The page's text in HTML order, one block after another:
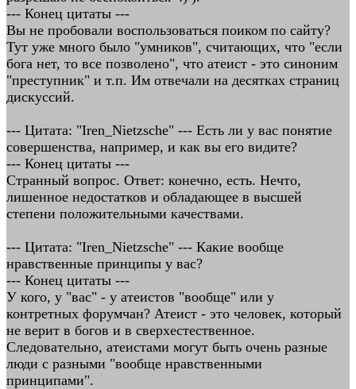
--- Конец цитаты ---
Вы не пробовали воспользоваться поиком по сайту?
Тут уже много было "умников", считающих, что "если
бога нет, то все позволено", что атеист - это синоним
"преступник" и т.п. Им отвечали на десятках страниц
дискуссий.
--- Цитата: "Iren_Nietzsche" --- Есть ли у вас понятие
совершенства, например, и как вы его видите?
--- Конец цитаты ---
Странный вопрос. Ответ: конечно, есть. Нечто,
лишенное недостатков и обладающее в высшей
степени положительными качествами.
--- Цитата: "Iren_Nietzsche" --- Какие вообще
нравственные принципы у вас?
--- Конец цитаты ---
У кого, у "вас" - у атеистов "вообще" или у
контретных форумчан? Атеист - это человек, который
не верит в богов и в сверхестественное.
Следовательно, атеистами могут быть очень разные
люди с разными "вообще нравственными
принципами".